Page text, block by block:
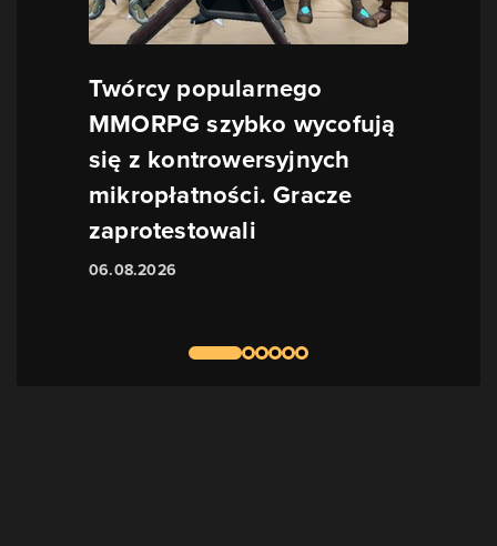
Twórcy popularnego
MMORPG szybko wycofują
się z kontrowersyjnych
mikropłatności. Gracze
zaprotestowali
06.08.2026